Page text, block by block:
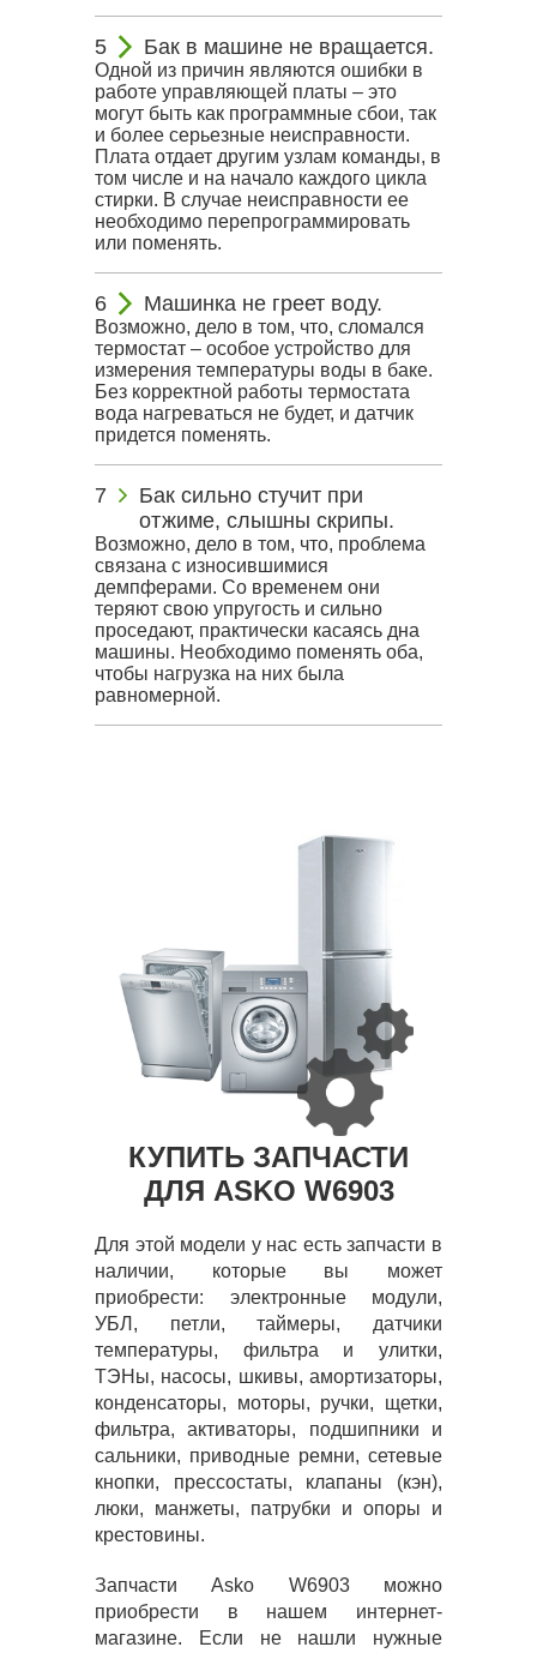
Бак в машине не вращается.
Одной из причин являются ошибки в
работе управляющей платы – это
могут быть как программные сбои, так
и более серьезные неисправности.
Плата отдает другим узлам команды, в
том числе и на начало каждого цикла
стирки. В случае неисправности ее
необходимо перепрограммировать
или поменять.
Машинка не греет воду.
Возможно, дело в том, что, сломался
термостат – особое устройство для
измерения температуры воды в баке.
Без корректной работы термостата
вода нагреваться не будет, и датчик
придется поменять.
Бак сильно стучит при
отжиме, слышны скрипы.
Возможно, дело в том, что, проблема
связана с износившимися
демпферами. Со временем они
теряют свою упругость и сильно
проседают, практически касаясь дна
машины. Необходимо поменять оба,
чтобы нагрузка на них была
равномерной.
КУПИТЬ ЗАПЧАСТИ
ДЛЯ ASKO W6903
Для этой модели у нас есть запчасти в
наличии, которые вы может
приобрести: электронные модули,
УБЛ, петли, таймеры, датчики
температуры, фильтра и улитки,
ТЭНы, насосы, шкивы, амортизаторы,
конденсаторы, моторы, ручки, щетки,
фильтра, активаторы, подшипники и
сальники, приводные ремни, сетевые
кнопки, прессостаты, клапаны (кэн),
люки, манжеты, патрубки и опоры и
крестовины.
Запчасти Asko W6903 можно
приобрести в нашем интернет-
магазине. Если не нашли нужные